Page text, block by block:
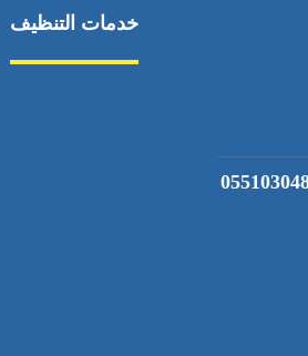
خدمات التنظيف